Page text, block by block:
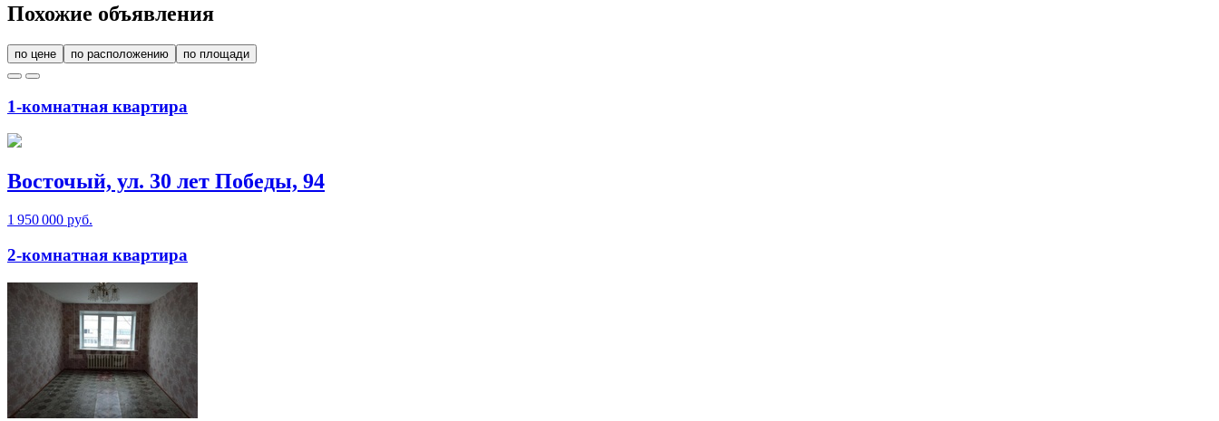
Похожие объявления
по цене по расположению по площади
1-комнатная квартира
Восточый, ул. 30 лет Победы, 94
1 950 000 руб.
2-комнатная квартира